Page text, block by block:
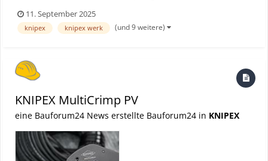
Branche entwickelt wurde. Dieses Werkzeug kombiniert maximale
Flexibilität mit präziser Crimpqualität und überzeugt...
11. September 2025
knipex knipex werk (und 9 weitere)
KNIPEX MultiCrimp PV
eine Bauforum24 News erstellte Bauforum24 in KNIPEX